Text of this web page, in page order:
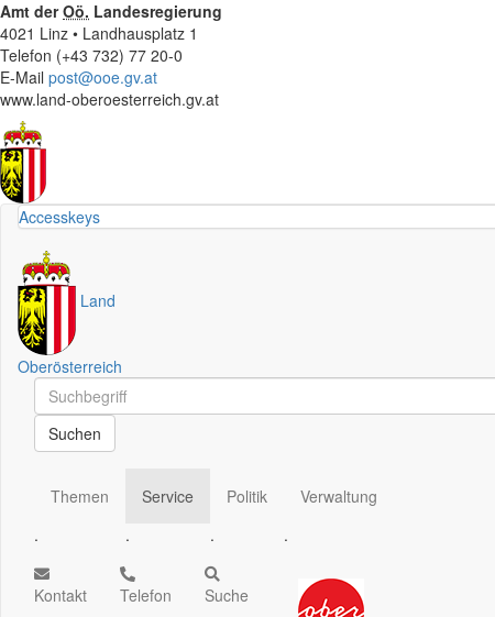
Amt derOö. Landesregierung
4021 Linz • Landhausplatz 1
Telefon (+43 732) 77 20-0
E-Mail post@ooe.gv.at
www.land-oberoesterreich.gv.at
Accesskeys
Land
Oberösterreich
Schnellsuche
Schnellsuche
Suchen
Themen
.
Service
.
Politik
.
Verwaltung
.
Kontakt
Telefon
Suche